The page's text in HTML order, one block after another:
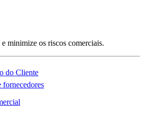
minimize os riscos comerciais.
do Cliente
fornecedores